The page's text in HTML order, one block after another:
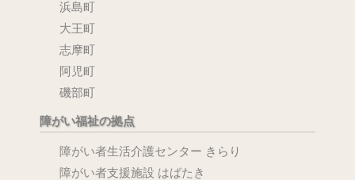
浜島町
大王町
志摩町
阿児町
磯部町
障がい福祉の拠点
障がい者生活介護センター きらり
障がい者支援施設 はばたき